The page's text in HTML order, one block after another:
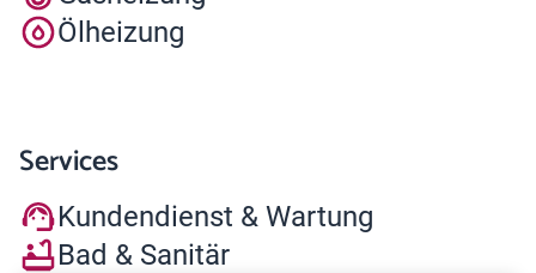
Ölheizung
Services
Kundendienst & Wartung
Bad & Sanitär